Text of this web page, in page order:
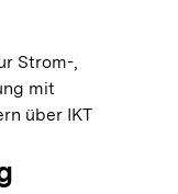
Strom-,
mit
über IKT